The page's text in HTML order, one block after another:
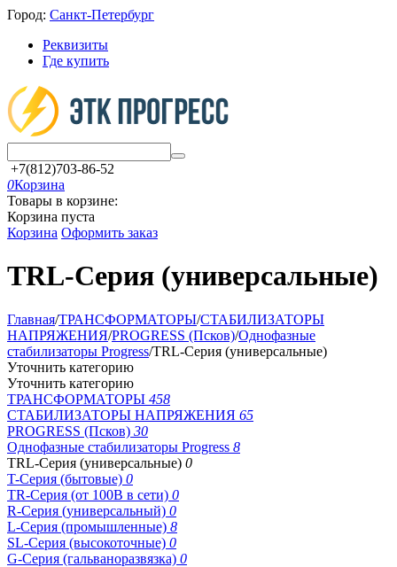
Город: Санкт-Петербург
Реквизиты
Где купить
+7(812)703-86-52
0Корзина
Товары в корзине:
Корзина пуста
Корзина Оформить заказ
TRL-Серия (универсальные)
Главная/ТРАНСФОРМАТОРЫ/СТАБИЛИЗАТОРЫ
НАПРЯЖЕНИЯ/PROGRESS (Псков)/Однофазные
стабилизаторы Progress/TRL-Серия (универсальные)
Уточнить категорию
Уточнить категорию
ТРАНСФОРМАТОРЫ 458
СТАБИЛИЗАТОРЫ НАПРЯЖЕНИЯ 65
PROGRESS (Псков) 30
Однофазные стабилизаторы Progress 8
TRL-Серия (универсальные) 0
T-Серия (бытовые) 0
TR-Серия (от 100В в сети) 0
R-Серия (универсальный) 0
L-Серия (промышленные) 8
SL-Серия (высокоточные) 0
G-Серия (гальваноразвязка) 0